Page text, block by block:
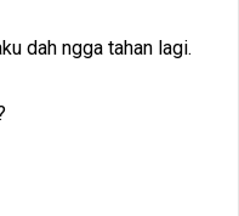
dah ngga tahan lagi.